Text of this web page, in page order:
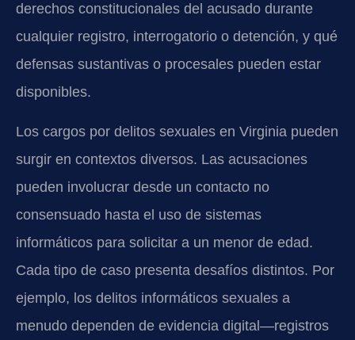
derechos constitucionales del acusado durante
cualquier registro, interrogatorio o detención, y qué
defensas sustantivas o procesales pueden estar
disponibles.
Los cargos por delitos sexuales en Virginia pueden
surgir en contextos diversos. Las acusaciones
pueden involucrar desde un contacto no
consensuado hasta el uso de sistemas
informáticos para solicitar a un menor de edad.
Cada tipo de caso presenta desafíos distintos. Por
ejemplo, los delitos informáticos sexuales a
menudo dependen de evidencia digital—registros